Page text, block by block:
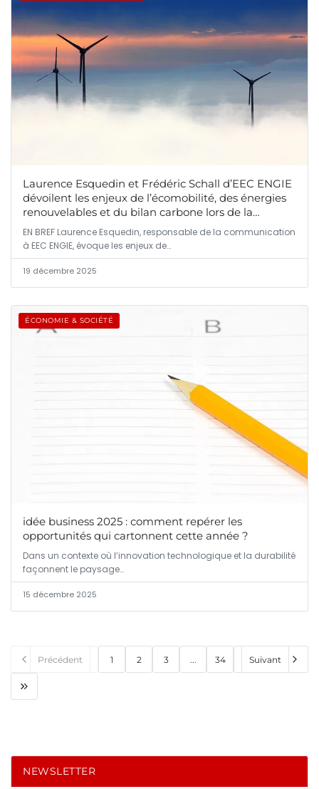
Laurence Esquedin et Frédéric Schall d’EEC ENGIE
dévoilent les enjeux de l’écomobilité, des énergies
renouvelables et du bilan carbone lors de la
matinale
EN BREF Laurence Esquedin, responsable de la communication
à EEC ENGIE, évoque les enjeux de…
19 décembre 2025
ÉCONOMIE & SOCIÉTÉ
idée business 2025 : comment repérer les
opportunités qui cartonnent cette année ?
Dans un contexte où l’innovation technologique et la durabilité
façonnent le paysage…
15 décembre 2025
Précédent 1 2 3 ... 34 Suivant
NEWSLETTER